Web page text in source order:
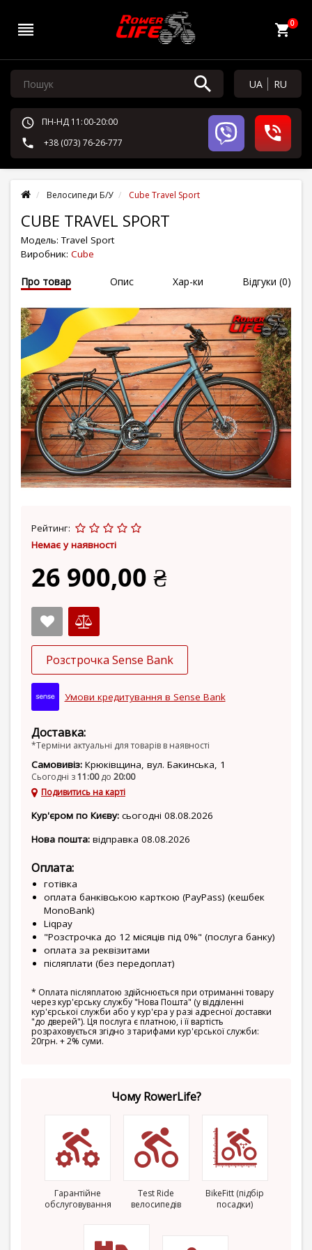
0
UA RU
ПН-НД 11:00-20:00
+38 (073) 76-26-777
Велосипеди Б/У Cube Travel Sport
CUBE TRAVEL SPORT
Модель:Travel Sport
Виробник: Cube
Про товар Опис Хар-ки Відгуки (0)
Немає у наявності
Рейтинг:
26 900,00 ₴
Розстрочка Sense Bank
Умови кредитування в Sense Bank
Доставка:
*Терміни актуальні для товарів в наявності
Самовивіз: Крюківщина, вул. Бакинська, 1
Сьогодні з11:00до 20:00
Подивитись на карті
Кур'єром по Києву: сьогодні 08.08.2026
Нова пошта: відправка 08.08.2026
Оплата:
готівка
оплата банківською карткою (PayPass) (кешбек
MonoBank)
Liqpay
"Розстрочка до 12 місяців під 0%" (послуга банку)
оплата за реквізитами
післяплати (без передоплат)
* Оплата післяплатою здійснюється при отриманні товару
через кур'єрську службу "Нова Пошта" (у відділенні
кур'єрської служби або у кур'єра у разі адресної доставки
"до дверей"). Ця послуга є платною, і її вартість
розраховується згідно з тарифами кур'єрської служби:
20грн. + 2% суми.
Чому RowerLife?
Гарантійне
обслуговування
Test Ride
велосипедів
BikeFitt (підбір
посадки)